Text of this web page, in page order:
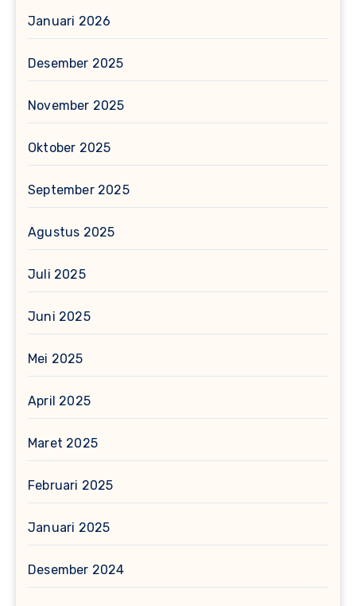
Januari 2026
Desember 2025
November 2025
Oktober 2025
September 2025
Agustus 2025
Juli 2025
Juni 2025
Mei 2025
April 2025
Maret 2025
Februari 2025
Januari 2025
Desember 2024